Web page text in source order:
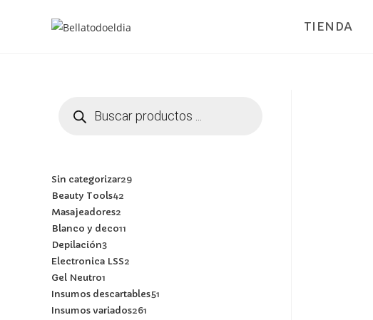
TIENDA
Sin categorizar29
Beauty Tools42
Masajeadores2
Blanco y deco11
Depilación3
Electronica LSS2
Gel Neutro1
Insumos descartables51
Insumos variados261